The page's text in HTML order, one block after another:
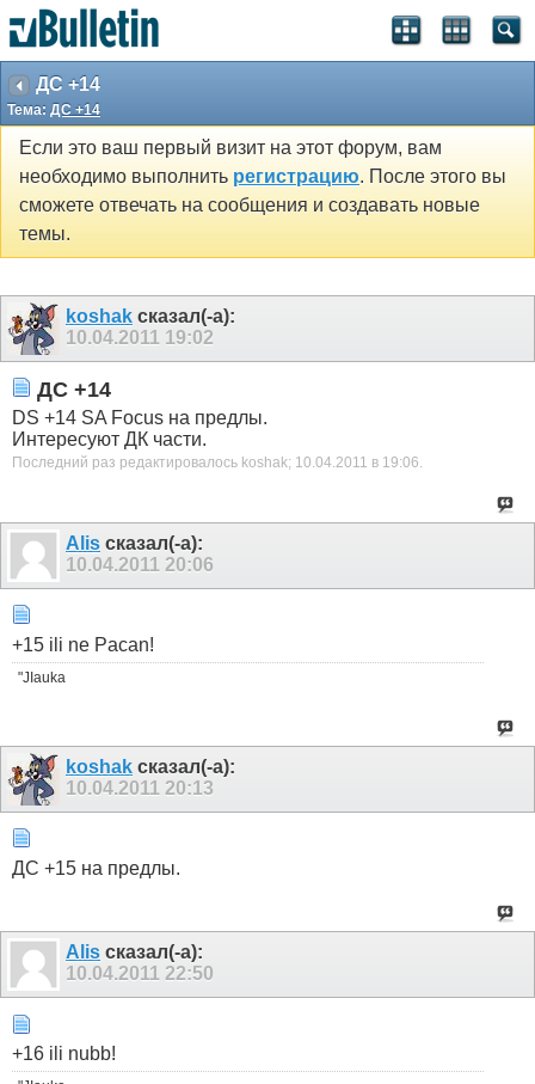
ДС +14
Тема: ДС +14
Если это ваш первый визит на этот форум, вам
необходимо выполнить регистрацию. После этого вы
сможете отвечать на сообщения и создавать новые
темы.
koshak сказал(-а):
10.04.2011 19:02
ДС +14
DS +14 SA Focus на предлы.
Интересуют ДК части.
Последний раз редактировалось koshak; 10.04.2011 в 19:06.
Alis сказал(-а):
10.04.2011 20:06
+15 ili ne Pacan!
"JIauka
koshak сказал(-а):
10.04.2011 20:13
ДС +15 на предлы.
Alis сказал(-а):
10.04.2011 22:50
+16 ili nubb!